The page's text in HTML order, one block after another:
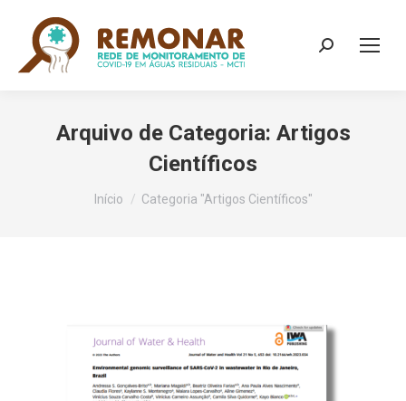
Search:
Arquivo de Categoria: Artigos
Científicos
Você está aqui:
Início Categoria "Artigos Científicos"